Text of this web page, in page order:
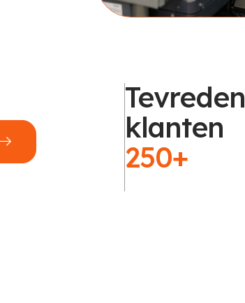
Tevreden
klanten
250+